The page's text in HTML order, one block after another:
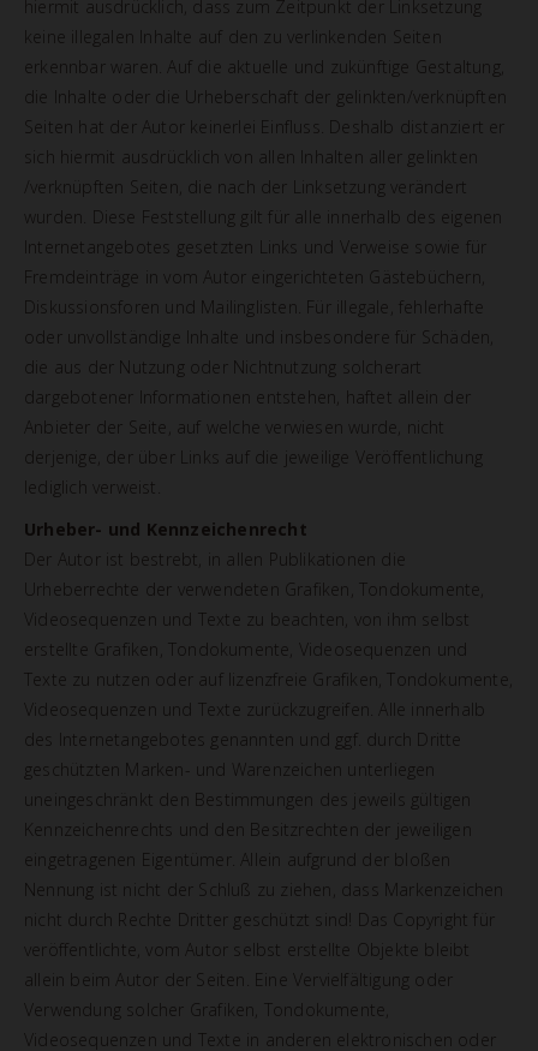
hiermit ausdrücklich, dass zum Zeitpunkt der Linksetzung
keine illegalen Inhalte auf den zu verlinkenden Seiten
erkennbar waren. Auf die aktuelle und zukünftige Gestaltung,
die Inhalte oder die Urheberschaft der gelinkten/verknüpften
Seiten hat der Autor keinerlei Einfluss. Deshalb distanziert er
sich hiermit ausdrücklich von allen Inhalten aller gelinkten
/verknüpften Seiten, die nach der Linksetzung verändert
wurden. Diese Feststellung gilt für alle innerhalb des eigenen
Internetangebotes gesetzten Links und Verweise sowie für
Fremdeinträge in vom Autor eingerichteten Gästebüchern,
Diskussionsforen und Mailinglisten. Für illegale, fehlerhafte
oder unvollständige Inhalte und insbesondere für Schäden,
die aus der Nutzung oder Nichtnutzung solcherart
dargebotener Informationen entstehen, haftet allein der
Anbieter der Seite, auf welche verwiesen wurde, nicht
derjenige, der über Links auf die jeweilige Veröffentlichung
lediglich verweist.
Urheber- und Kennzeichenrecht
Der Autor ist bestrebt, in allen Publikationen die
Urheberrechte der verwendeten Grafiken, Tondokumente,
Videosequenzen und Texte zu beachten, von ihm selbst
erstellte Grafiken, Tondokumente, Videosequenzen und
Texte zu nutzen oder auf lizenzfreie Grafiken, Tondokumente,
Videosequenzen und Texte zurückzugreifen. Alle innerhalb
des Internetangebotes genannten und ggf. durch Dritte
geschützten Marken- und Warenzeichen unterliegen
uneingeschränkt den Bestimmungen des jeweils gültigen
Kennzeichenrechts und den Besitzrechten der jeweiligen
eingetragenen Eigentümer. Allein aufgrund der bloßen
Nennung ist nicht der Schluß zu ziehen, dass Markenzeichen
nicht durch Rechte Dritter geschützt sind! Das Copyright für
veröffentlichte, vom Autor selbst erstellte Objekte bleibt
allein beim Autor der Seiten. Eine Vervielfältigung oder
Verwendung solcher Grafiken, Tondokumente,
Videosequenzen und Texte in anderen elektronischen oder